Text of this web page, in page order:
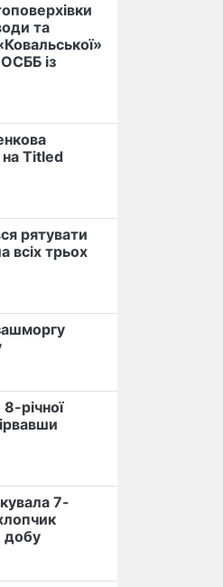
та
із
на Titled
рятувати
всіх трьох
8-річної
7-
добу